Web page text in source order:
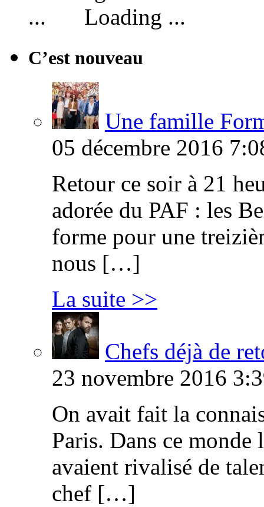
Loading ...
C’est nouveau
Une famille
05 décembre 2016
Retour ce soir à 21
adorée du PAF : les
forme pour une
nous […]
La suite >>
Chefs déjà de
23 novembre 2016
On avait fait la
Paris. Dans ce
avaient rivalisé de
chef […]